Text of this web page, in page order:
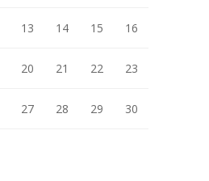
13 14 15 16
20 21 22 23
27 28 29 30